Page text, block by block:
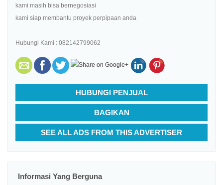
kami masih bisa bernegosiasi
kami siap membantu proyek perpipaan anda
Hubungi Kami : 082142799062
HUBUNGI PENJUAL
BAGIKAN
SEE ALL ADS FROM THIS ADVERTISER
Informasi Yang Berguna